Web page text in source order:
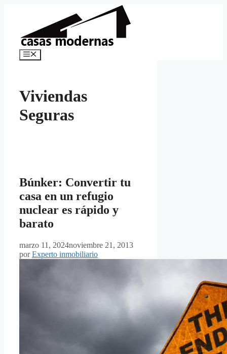
Menú
Viviendas
Seguras
Búnker: Convertir tu
casa en un refugio
nuclear es rápido y
barato
marzo 11, 2024noviembre 21, 2013
porExperto inmobiliario